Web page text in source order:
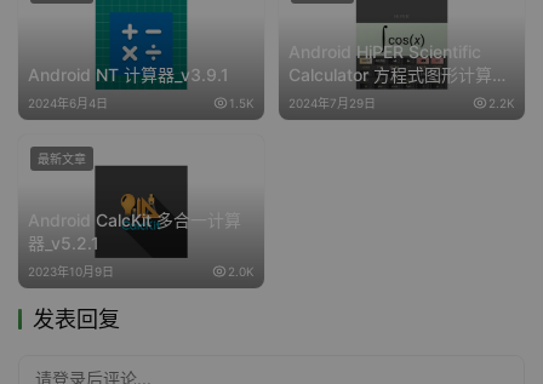
Android NT 计算器_v3.9.1
2024年6月4日 1.5K
Android HiPER Scientific
Calculator 方程式图形计算器
_v10.5.3
2024年7月29日 2.2K
Android CalcKit 多合一计算
器_v5.2.1
2023年10月9日 2.0K
最新文章
发表回复
请登录后评论...